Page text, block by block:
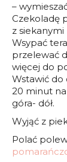
–
Czekoladę
z
Wsypać
przelewać
więcej do
Wstawić do
20 minut
góra- dół.
Wyjąć z
Polać